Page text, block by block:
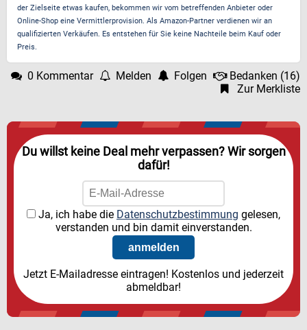
der Zielseite etwas kaufen, bekommen wir vom betreffenden Anbieter oder
Online-Shop eine Vermittlerprovision. Als Amazon-Partner verdienen wir an
qualifizierten Verkäufen. Es entstehen für Sie keine Nachteile beim Kauf oder
Preis.
0 Kommentar Melden Folgen Bedanken (16)
Zur Merkliste
Du willst keine Deal mehr verpassen? Wir sorgen
dafür!
Ja, ich habe die Datenschutzbestimmung gelesen,
verstanden und bin damit einverstanden.
Jetzt E-Mailadresse eintragen! Kostenlos und jederzeit
abmeldbar!